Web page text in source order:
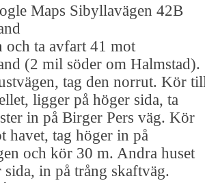
Maps Sibyllavägen 42B
och ta avfart 41 mot
(2 mil söder om Halmstad).
tag den norrut. Kör
ligger på höger sida, ta
in på Birger Pers väg. Kör
havet, tag höger in på
och kör 30 m. Andra huset
sida, in på trång skaftväg.